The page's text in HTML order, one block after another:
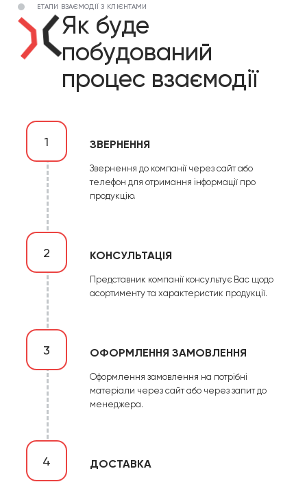
ЕТАПИ ВЗАЄМОДІЇ З КЛІЄНТАМИ
Як буде
побудований
процес взаємодії
1 ЗВЕРНЕННЯ
Звернення до компанії через сайт або
телефон для отримання інформації про
продукцію.
2 КОНСУЛЬТАЦІЯ
Представник компанії консультує Вас щодо
асортименту та характеристик продукції.
3 ОФОРМЛЕННЯ ЗАМОВЛЕННЯ
Оформлення замовлення на потрібні
матеріали через сайт або через запит до
менеджера.
4 ДОСТАВКА